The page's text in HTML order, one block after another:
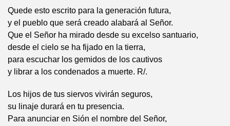
Quede esto escrito para la generación futura,
y el pueblo que será creado alabará al Señor.
Que el Señor ha mirado desde su excelso santuario,
desde el cielo se ha fijado en la tierra,
para escuchar los gemidos de los cautivos
y librar a los condenados a muerte. R/.
Los hijos de tus siervos vivirán seguros,
su linaje durará en tu presencia.
Para anunciar en Sión el nombre del Señor,